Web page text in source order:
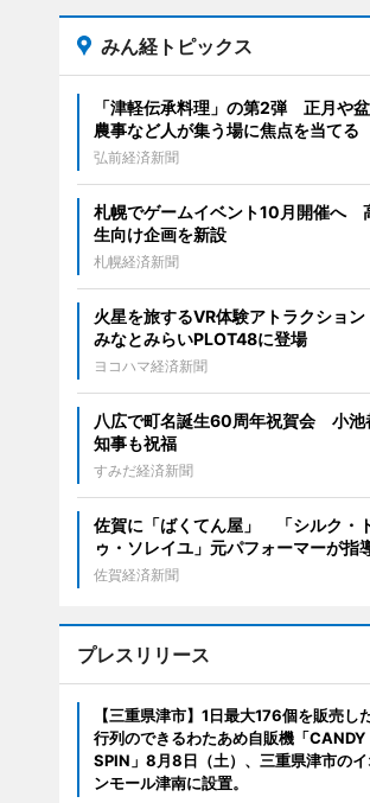
みん経トピックス
「津軽伝承料理」の第2弾 正月や盆
農事など人が集う場に焦点を当てる
弘前経済新聞
札幌でゲームイベント10月開催へ
生向け企画を新設
札幌経済新聞
火星を旅するVR体験アトラクション
みなとみらいPLOT48に登場
ヨコハマ経済新聞
八広で町名誕生60周年祝賀会 小池
知事も祝福
すみだ経済新聞
佐賀に「ばくてん屋」 「シルク・
ゥ・ソレイユ」元パフォーマーが指
佐賀経済新聞
プレスリリース
【三重県津市】1日最大176個を販売した
行列のできるわたあめ自販機「CANDY
SPIN」8月8日（土）、三重県津市のイ
ンモール津南に設置。